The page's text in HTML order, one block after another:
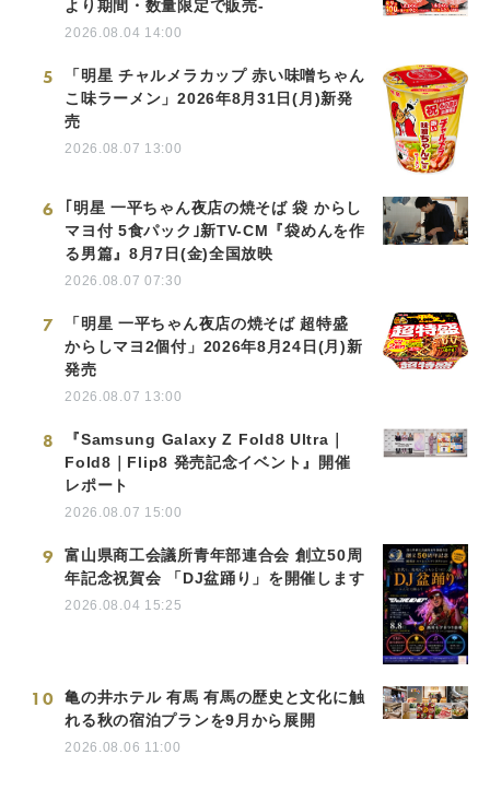
より期間・数量限定で販売-
2026.08.04 14:00
5
「明星 チャルメラカップ 赤い味噌ちゃん
こ味ラーメン」2026年8月31日(月)新発
売
2026.08.07 13:00
6
｢明星 一平ちゃん夜店の焼そば 袋 からし
マヨ付 5食パック｣新TV-CM『袋めんを作
る男篇』8月7日(金)全国放映
2026.08.07 07:30
7
「明星 一平ちゃん夜店の焼そば 超特盛
からしマヨ2個付」2026年8月24日(月)新
発売
2026.08.07 13:00
8
『Samsung Galaxy Z Fold8 Ultra｜
Fold8｜Flip8 発売記念イベント』開催
レポート
2026.08.07 15:00
9
富山県商工会議所青年部連合会 創立50周
年記念祝賀会 「DJ盆踊り」を開催します
2026.08.04 15:25
10
亀の井ホテル 有馬 有馬の歴史と文化に触
れる秋の宿泊プランを9月から展開
2026.08.06 11:00